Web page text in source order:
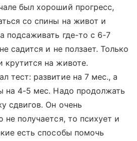
был хороший прогресс,
со спины на живот и
подсаживать где-то с 6-7
садится и не ползает. Только
крутится на животе.
тест: развитие на 7 мес., а
на 4-5 мес. Надо продолжать
сдвигов. Он очень
не получается, то психует и
есть способы помочь